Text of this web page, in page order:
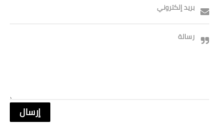
بريد إلكتروني
رسالة